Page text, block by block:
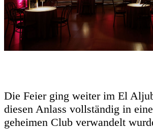
Die Feier ging weiter im El
diesen Anlass vollständig in
geheimen Club verwandelt